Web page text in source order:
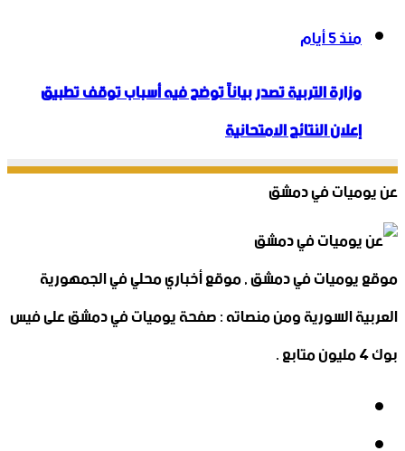
منذ 5 أيام
وزارة التربية تصدر بياناً توضح فيه أسباب توقف تطبيق
إعلان النتائج الامتحانية
عن يوميات في دمشق
موقع يوميات في دمشق , موقع أخباري محلي في الجمهورية
العربية السورية ومن منصاته : صفحة يوميات في دمشق على فيس
بوك 4 مليون متابع .